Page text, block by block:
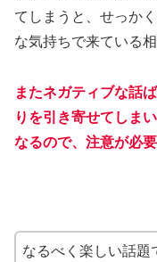
てしまうと、せっか
な気持ちで来ている
またネガティブな話
りを引き寄せてしま
なるので、注意が必要
なるべく楽しい話題